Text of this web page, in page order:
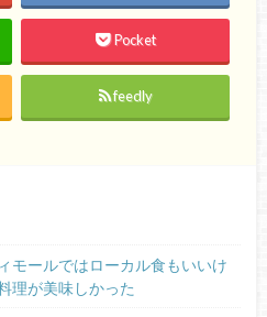
Pocket
feedly
モールではローカル食もいいけ
理が美味しかった